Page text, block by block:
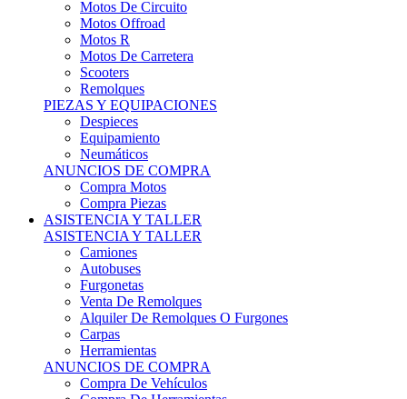
Motos R
Motos De Carretera
Scooters
Remolques
PIEZAS Y EQUIPACIONES
Despieces
Equipamiento
Neumáticos
ANUNCIOS DE COMPRA
Compra Motos
Compra Piezas
ASISTENCIA Y TALLER
ASISTENCIA Y TALLER
Camiones
Autobuses
Furgonetas
Venta De Remolques
Alquiler De Remolques O Furgones
Carpas
Herramientas
ANUNCIOS DE COMPRA
Compra De Vehículos
Compra De Herramientas